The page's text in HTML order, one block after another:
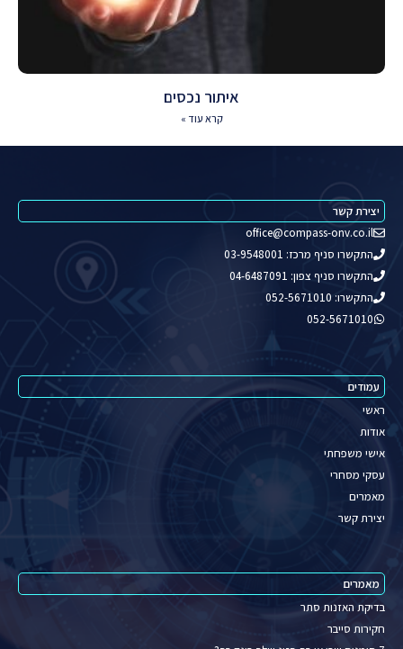
איתור נכסים
קרא עוד »
יצירת קשר
office@compass-onv.co.il
התקשרו סניף מרכז: 03-9548001
התקשרו סניף צפון: 04-6487091
התקשרו: 052-5671010
052-5671010
עמודים
ראשי
אודות
אישי משפחתי
עסקי מסחרי
מאמרים
יצירת קשר
מאמרים
בדיקת האזנות סתר
חקירות סייבר